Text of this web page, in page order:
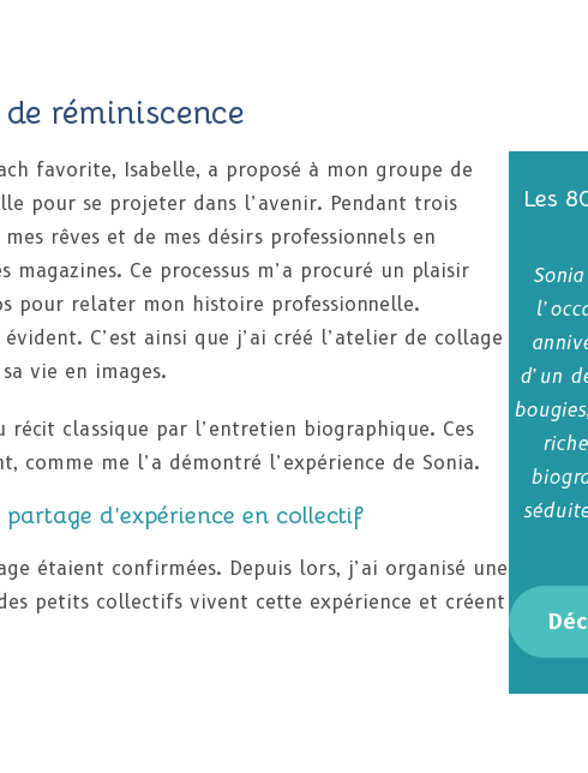
réminiscence
favorite, Isabelle, a proposé à mon groupe de
pour se projeter dans l’avenir. Pendant trois
rêves et de mes désirs professionnels en
Ce processus m’a procuré un plaisir
pour relater mon histoire professionnelle.
C’est ainsi que j’ai créé l’atelier de collage
vie en images.
récit classique par l’entretien biographique. Ces
comme me l’a démontré l’expérience de Sonia.
d’expérience en collectif
étaient confirmées. Depuis lors, j’ai organisé une
petits collectifs vivent cette expérience et créent
Les
d’un